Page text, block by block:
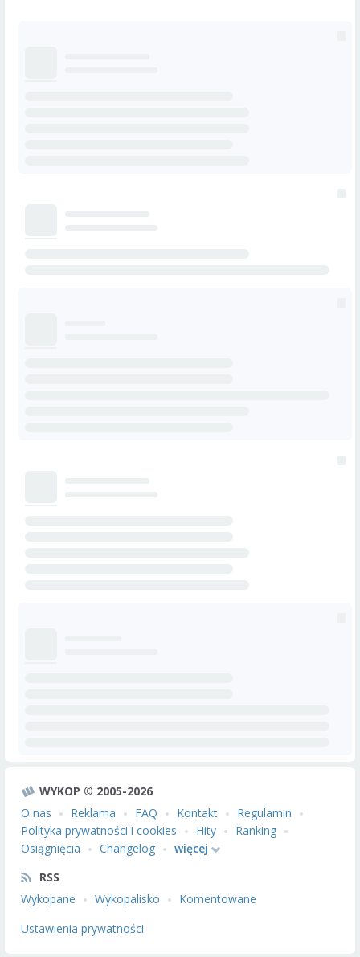
WYKOP © 2005-2026
O nas
Reklama FAQ Kontakt
Regulamin
Polityka prywatności i cookies
Hity
Ranking
Osiągnięcia
Changelog
więcej
RSS
Wykopane
Wykopalisko
Komentowane
Ustawienia prywatności